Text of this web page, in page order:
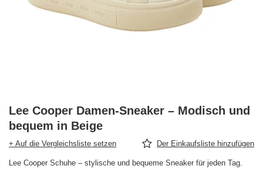
Lee Cooper Damen-Sneaker – Modisch und
bequem in Beige
+ Auf die Vergleichsliste setzen Der Einkaufsliste hinzufügen
Lee Cooper Schuhe – stylische und bequeme Sneaker für jeden Tag.